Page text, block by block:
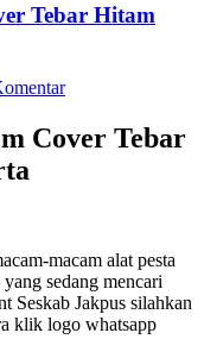
Tebar Hitam
Cover Tebar
macam alat pesta
sedang mencari
Seskab Jakpus silahkan
klik logo whatsapp